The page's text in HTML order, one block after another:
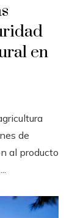
en
de
al producto